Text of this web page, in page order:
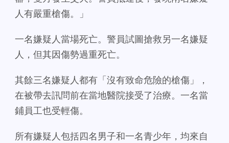
人有嚴重槍傷。」
一名嫌疑人當場死亡。警員試圖搶救另一名嫌疑
人，但其因傷勢過重死亡。
其餘三名嫌疑人都有「沒有致命危險的槍傷」，
在被帶去訊問前在當地醫院接受了治療。一名當
鋪員工也受輕傷。
所有嫌疑人包括四名男子和一名青少年，均來自